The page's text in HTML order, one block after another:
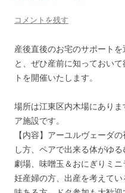
コメントを残す
産後直後のお宅のサポート
と、ぜひ産前に知っておい
トを開催いたします。
場所は江東区内木場にあり
ア施設です。
【内容】アーユルヴェーダ
し方、ペアで出来る体がゆ
劇場、味噌玉＆おにぎりミニ
妊産婦の方、出産を考えて